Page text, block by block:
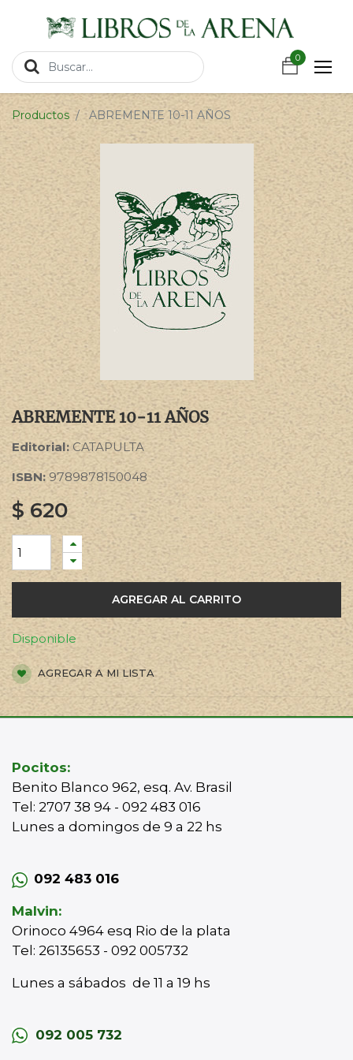
0
0
Productos ABREMENTE 10-11 AÑOS
ABREMENTE 10-11 AÑOS
Editorial: CATAPULTA
ISBN: 9789878150048
$ 620
AGREGAR AL CARRITO
Disponible
AGREGAR A MI LISTA
Pocitos:
Benito Blanco 962, esq. Av. Brasil
Tel: 2707 38 94 - 092 483 016
Lunes a domingos de 9 a 22 hs
092 483 016
Malvin:
Orinoco 4964 esq Rio de la plata
Tel: 26135653 - 092 005732
Lunes a sábados de 11 a 19 hs
092 005 732